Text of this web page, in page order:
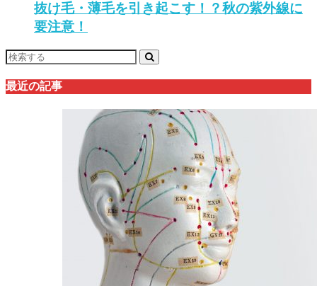
抜け毛・薄毛を引き起こす！？秋の紫外線に
要注意！
最近の記事